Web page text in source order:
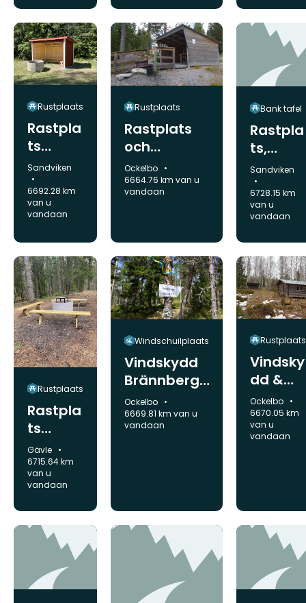
Rustplaats
Rastpla
ts
Mounta
inbikele
der
Storvik
Gemeente:
Sandviken
6692.28 km
van u
vandaan
Rustplaats
Rastplats
och
iläggningsp
lats Mosjön
Gemeente:
Ockelbo
6664.76 km van u
vandaan
Bank tafel
Rastpla
ts,
Färneb
ofjärde
n
Gemeente:
Sandviken
6728.15 km
van u
vandaan
Rustplaats
Rastpla
ts
Uterum
met vid
högskol
Gemeente:
Gävle
6715.64 km
van u
vandaan
Windschuilplaats
Vindskydd
Brännbergs
utsikten
Gemeente:
Ockelbo
6669.81 km van u
vandaan
Rustplaats
Vindsky
dd &
raststu
ga
Näsfäb
Gemeente:
Ockelbo
6670.05 km
van u
vandaan